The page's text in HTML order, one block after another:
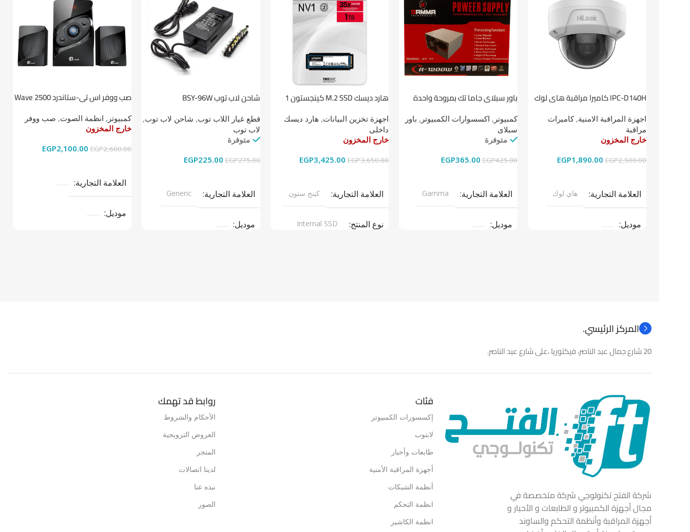
IPC-D140H كاميرا مراقبة هاى لوك
اجهزة المراقبة الامنية,كاميرات
مراقبة
خارج المخزون
EGP2,500.00
EGP1,890.00
العلامة التجارية هاي لوك
موديل
باور سبلاي جاما تك بمروحة واحدة
كمبيوتر , اكسسوارات الكمبيوتر , باور
سبلاى
متوفرة
EGP425.00
EGP365.00
العلامة التجارية Gamma
موديل
هارد ديسك M.2 SSD كينجستون 1
اجهزة تخزين البيانات, هارد ديسك
داخلى
خارج المخزون
EGP3,650.00
EGP3,425.00
العلامة التجارية كينج ستون
نوع المنتج Internal SSD
شاحن لاب توب BSY-96W
قطع غيار اللاب توب, شاحن لاب توب,
لاب توب
متوفرة
EGP275.00
EGP225.00
العلامة التجارية Generic
موديل
صب ووفر اس تي-ستاندرد Wave 2500
كمبيوتر , انظمة الصوت, صب ووفر
خارج المخزون
EGP2,600.00
EGP2,100.00
العلامة التجارية
موديل
المركز الرئيسي.
20 شارع جمال عبد الناصر، فيكتوريا ،على شارع عبد الناصر.
شركة الفتح تكنولوجي شركة متخصصة في
مجال أجهزة الكمبيوتر و الطابعات و الأحبار و
أجهزة المراقبة وأنظمة التحكم والساوند
فئات
إكسسورات الكمبيوتر
لابتوب
طابعات وأحبار
أجهزة المراقبة الأمنية
أنظمة الشبكات
انظمة التحكم
انظمة الكاشير
روابط قد تهمك
الأحكام والشروط
العروض الترويجية
المتجر
لدينا اتصالات
نبذه عنا
الصور